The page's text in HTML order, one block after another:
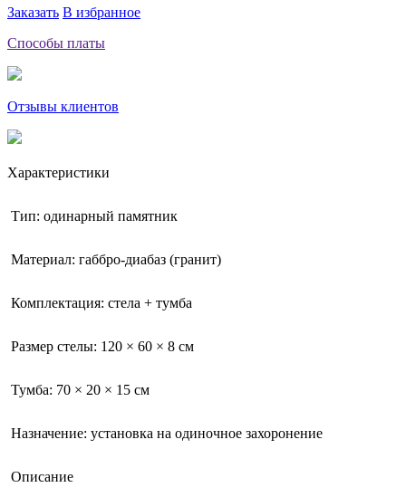
Заказать В избранное
Способы платы
Отзывы клиентов
Характеристики
Тип: одинарный памятник
Материал: габбро-диабаз (гранит)
Комплектация: стела + тумба
Размер стелы: 120 × 60 × 8 см
Тумба: 70 × 20 × 15 см
Назначение: установка на одиночное захоронение
Описание